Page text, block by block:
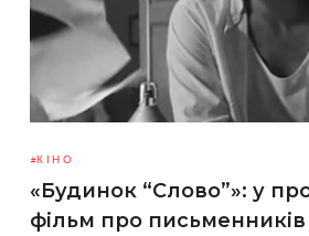
КІНО
«Будинок “Слово”»: у
фільм про письменників